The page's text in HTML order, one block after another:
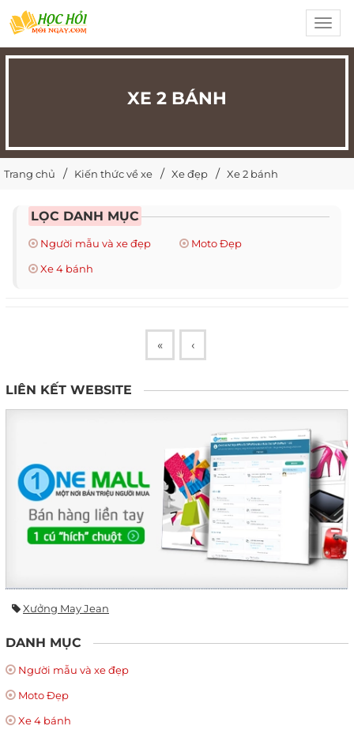
XE 2 BÁNH
Trang chủ Kiến thức về xe Xe đẹp Xe 2 bánh
LỌC DANH MỤC
Người mẫu và xe đẹp
Moto Đẹp
Xe 4 bánh
« ‹
LIÊN KẾT WEBSITE
Xưởng May Jean
DANH MỤC
Người mẫu và xe đẹp
Moto Đẹp
Xe 4 bánh